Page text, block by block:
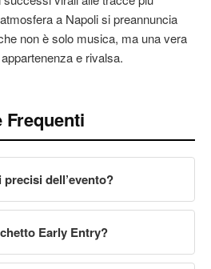
a Napoli si preannuncia
non è solo musica, ma una vera
e rivalsa.
Frequenti
dell’evento?
Early Entry?